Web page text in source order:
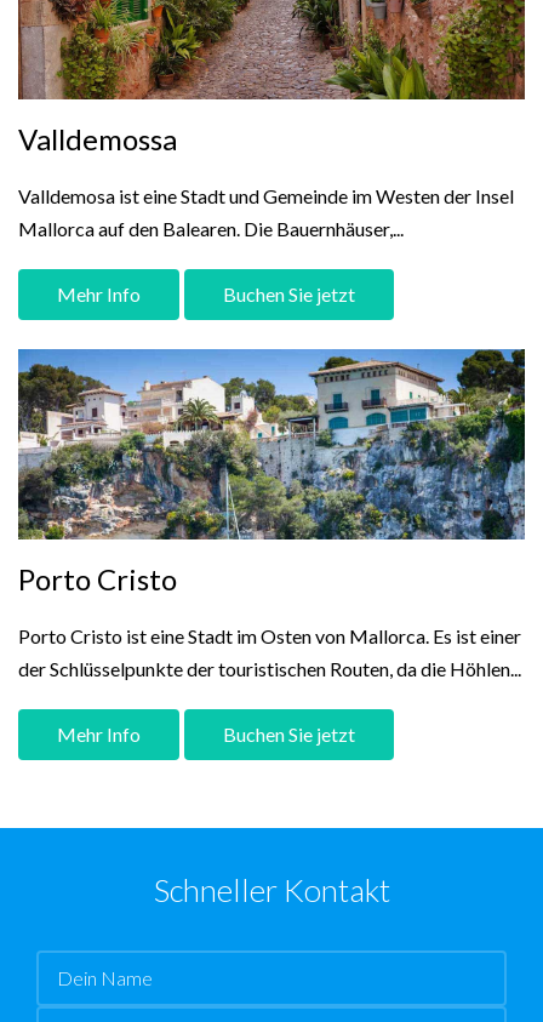
Valldemossa
Valldemosa ist eine Stadt und Gemeinde im Westen der Insel
Mallorca auf den Balearen. Die Bauernhäuser,...
Mehr Info Buchen Sie jetzt
Porto Cristo
Porto Cristo ist eine Stadt im Osten von Mallorca. Es ist einer
der Schlüsselpunkte der touristischen Routen, da die Höhlen...
Mehr Info Buchen Sie jetzt
Schneller Kontakt